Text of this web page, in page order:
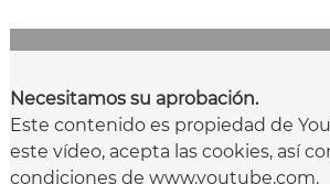
Necesitamos su aprobación.
Este contenido es propiedad de
este vídeo, acepta las cookies, así
condiciones de www.youtube.com.